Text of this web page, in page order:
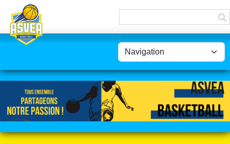
Panneau de gestion des cookies